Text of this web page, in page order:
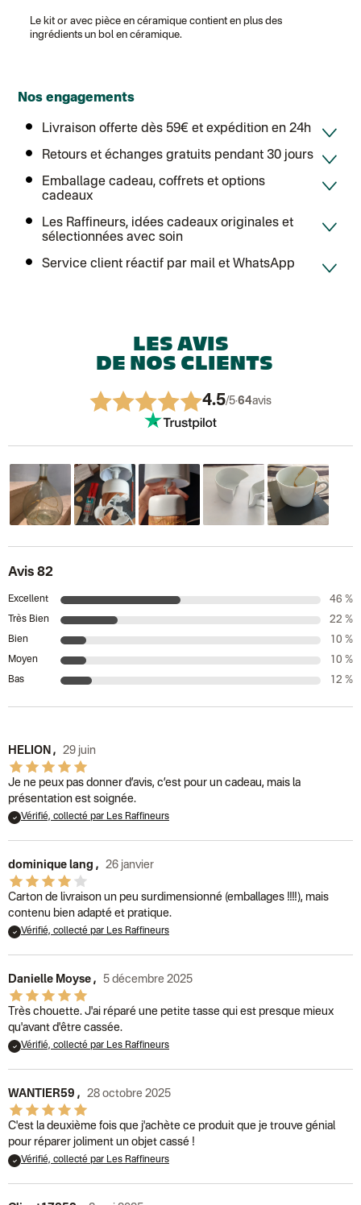
Le kit or avec pièce en céramique contient en plus des
ingrédients un bol en céramique.
Nos engagements
Livraison offerte dès 59€ et expédition en 24h
Retours et échanges gratuits pendant 30 jours
Emballage cadeau, coffrets et options
cadeaux
Les Raffineurs, idées cadeaux originales et
sélectionnées avec soin
Service client réactif par mail et WhatsApp
LES AVIS
DE NOS CLIENTS
4.5/5·64avis
Avis 82
Excellent 46 %
Très Bien 22 %
Bien 10 %
Moyen 10 %
Bas 12 %
HELION , 29 juin
Je ne peux pas donner d’avis, c’est pour un cadeau, mais la
présentation est soignée.
Vérifié, collecté par Les Raffineurs
dominique lang , 26 janvier
Carton de livraison un peu surdimensionné (emballages !!!!), mais
contenu bien adapté et pratique.
Vérifié, collecté par Les Raffineurs
Danielle Moyse , 5 décembre 2025
Très chouette. J'ai réparé une petite tasse qui est presque mieux
qu'avant d'être cassée.
Vérifié, collecté par Les Raffineurs
WANTIER59 , 28 octobre 2025
C'est la deuxième fois que j'achète ce produit que je trouve génial
pour réparer joliment un objet cassé !
Vérifié, collecté par Les Raffineurs